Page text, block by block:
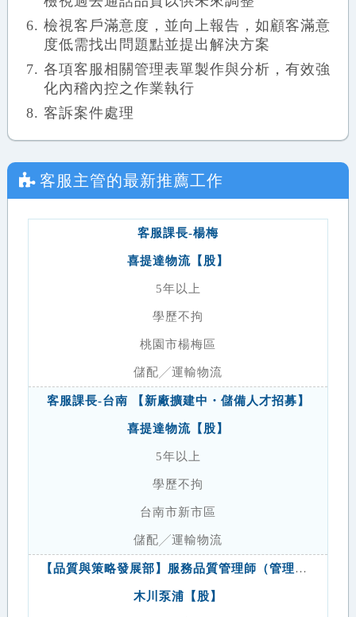
檢視客戶滿意度，並向上報告，如顧客滿意
度低需找出問題點並提出解決方案
各項客服相關管理表單製作與分析，有效強
化內稽內控之作業執行
客訴案件處理
客服主管的最新推薦工作
客服課長-楊梅
喜提達物流【股】
5年以上
學歷不拘
桃園市楊梅區
儲配╱運輸物流
客服課長-台南 【新廠擴建中・儲備人才招募】
喜提達物流【股】
5年以上
學歷不拘
台南市新市區
儲配╱運輸物流
【品質與策略發展部】服務品質管理師（管理幕僚）
木川泵浦【股】